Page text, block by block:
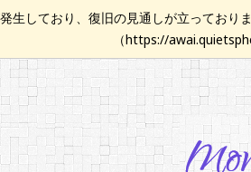
生しており、復旧の見通しが立ってお
（https://